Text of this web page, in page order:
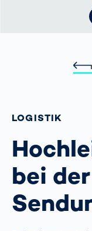
LOGISTIK
bei der